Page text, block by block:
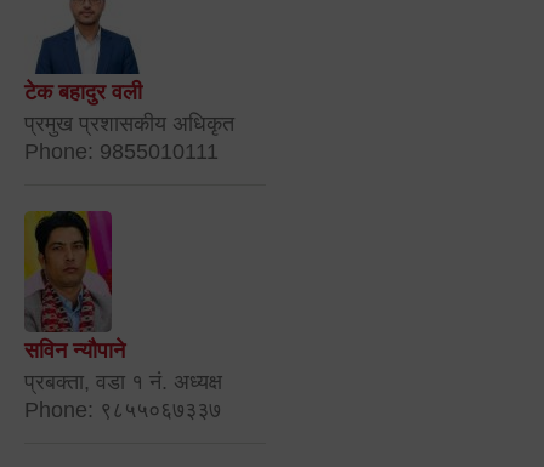
टेक बहादुर वली
प्रमुख प्रशासकीय अधिकृत
Phone: 9855010111
सविन न्यौपाने
प्रबक्ता, वडा १ नं. अध्यक्ष
Phone: ९८५५०६७३३७